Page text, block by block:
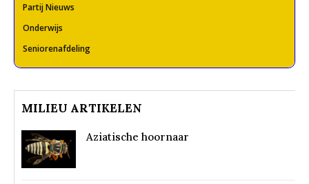
Partij Nieuws
Onderwijs
Seniorenafdeling
MILIEU ARTIKELEN
Aziatische hoornaar